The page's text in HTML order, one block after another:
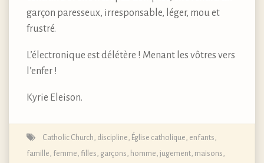
garçon paresseux, irresponsable, léger, mou et
frustré.
L’électronique est délétère ! Menant les vôtres vers
l’enfer !
Kyrie Eleison.
Catholic Church, discipline, Église catholique, enfants,
famille, femme, filles, garçons, homme, jugement, maisons,